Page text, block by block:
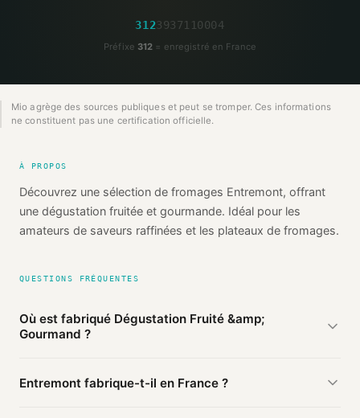
31 2 39 37 1 1 0004
Préfixe 312 = enregistré en France
Mio agrège des sources publiques et peut se tromper. Ces informations
ne constituent pas une certification officielle.
À PROPOS
Découvrez une sélection de fromages Entremont, offrant
une dégustation fruitée et gourmande. Idéal pour les
amateurs de saveurs raffinées et les plateaux de fromages.
QUESTIONS FRÉQUENTES
Où est fabriqué Dégustation Fruité &amp;
Gourmand ?
Dégustation Fruité & Gourmand de Entremont est fabriqué
Entremont fabrique-t-il en France ?